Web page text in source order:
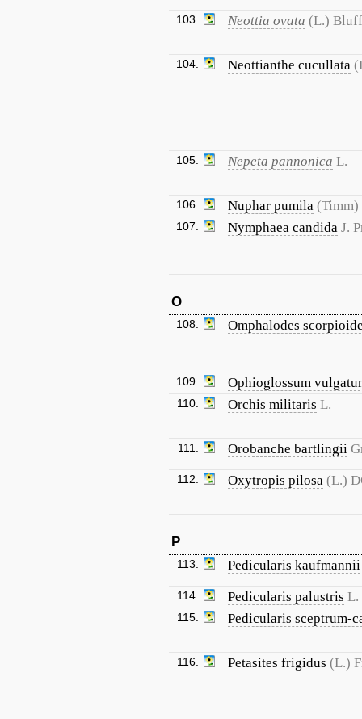
103. Neottia ovata (L.)
104. Neottianthe cucullata
105. Nepeta pannonica L.
106. Nuphar pumila (Timm)
107. Nymphaea candida J.
O
108. Omphalodes
109. Ophioglossum
110. Orchis militaris L.
111. Orobanche bartlingii
112. Oxytropis pilosa (L.)
P
113. Pedicularis kaufmannii
114. Pedicularis palustris L.
115. Pedicularis sceptrum-
116. Petasites frigidus (L.)